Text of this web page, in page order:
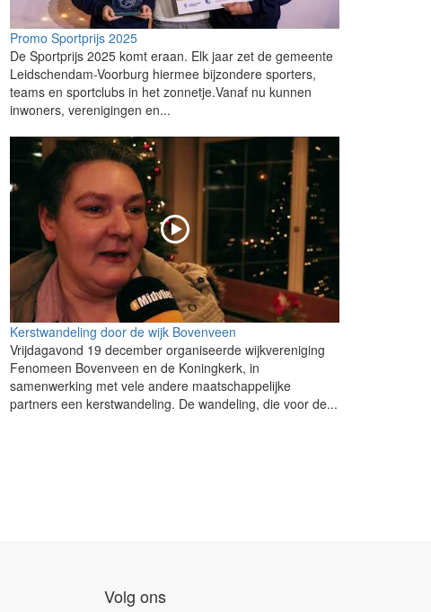
Promo Sportprijs 2025
De Sportprijs 2025 komt eraan. Elk jaar zet de gemeente
Leidschendam-Voorburg hiermee bijzondere sporters,
teams en sportclubs in het zonnetje.Vanaf nu kunnen
inwoners, verenigingen en...
Kerstwandeling door de wijk Bovenveen
Vrijdagavond 19 december organiseerde wijkvereniging
Fenomeen Bovenveen en de Koningkerk, in
samenwerking met vele andere maatschappelijke
partners een kerstwandeling. De wandeling, die voor de...
Volg ons